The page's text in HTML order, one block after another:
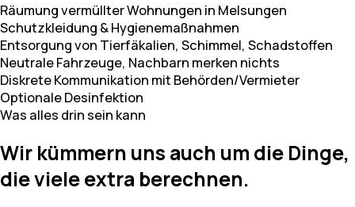
Räumung vermüllter Wohnungen in Melsungen
Schutzkleidung & Hygienemaßnahmen
Entsorgung von Tierfäkalien, Schimmel, Schadstoffen
Neutrale Fahrzeuge, Nachbarn merken nichts
Diskrete Kommunikation mit Behörden/Vermieter
Optionale Desinfektion
Was alles drin sein kann
Wir kümmern uns auch um die Dinge,
die viele extra berechnen.